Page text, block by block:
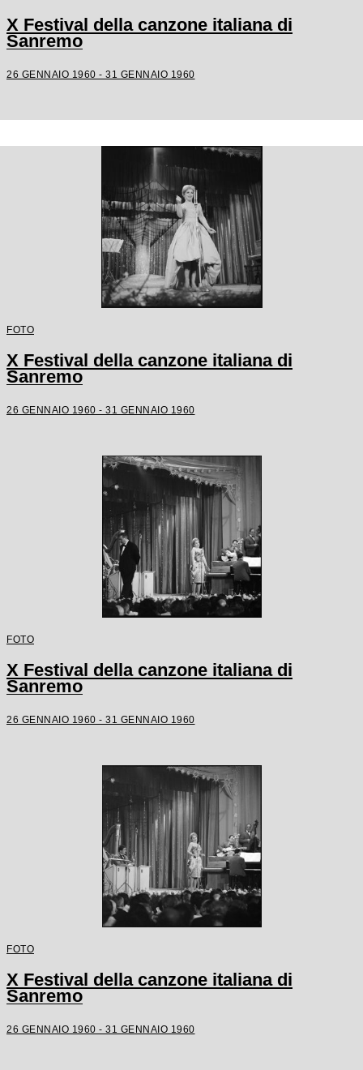
X Festival della canzone italiana di
Sanremo
26 GENNAIO 1960 - 31 GENNAIO 1960
FOTO
X Festival della canzone italiana di
Sanremo
26 GENNAIO 1960 - 31 GENNAIO 1960
FOTO
X Festival della canzone italiana di
Sanremo
26 GENNAIO 1960 - 31 GENNAIO 1960
FOTO
X Festival della canzone italiana di
Sanremo
26 GENNAIO 1960 - 31 GENNAIO 1960